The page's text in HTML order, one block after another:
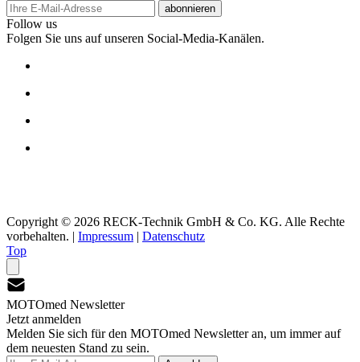
abonnieren
Follow us
Folgen Sie uns auf unseren Social-Media-Kanälen.
Copyright © 2026 RECK-Technik GmbH & Co. KG. Alle Rechte
vorbehalten. | Impressum | Datenschutz
Top
MOTOmed Newsletter
Jetzt anmelden
Melden Sie sich für den MOTOmed Newsletter an, um immer auf
dem neuesten Stand zu sein.